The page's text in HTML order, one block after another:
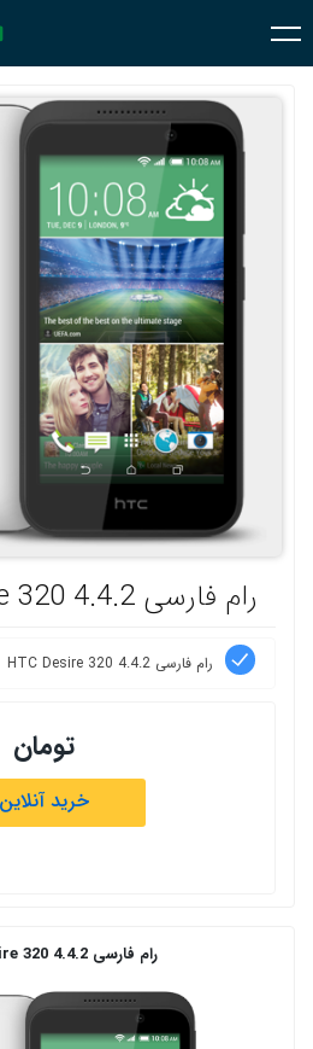
رام فارسی HTC Desire 320 4.4.2
رام فارسی HTC Desire 320 4.4.2
تومان
خرید آنلاین
رام فارسی HTC Desire 320 4.4.2